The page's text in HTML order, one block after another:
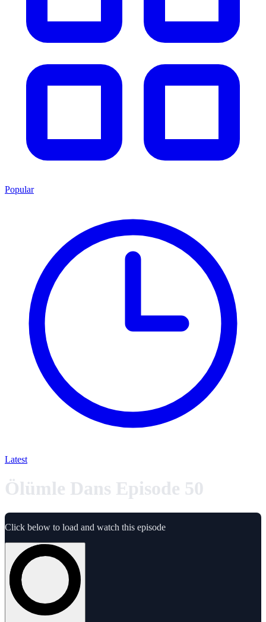
Popular
Latest
Ölümle Dans Episode 50
Click below to load and watch this episode